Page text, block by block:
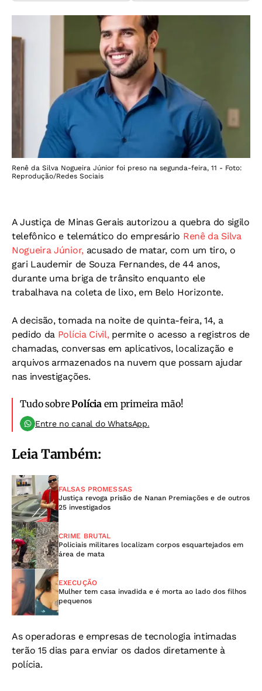
Renê da Silva Nogueira Júnior foi preso na segunda-feira, 11 - Foto:
Reprodução/Redes Sociais
A Justiça de Minas Gerais autorizou a quebra do sigilo
telefônico e telemático do empresário Renê da Silva
Nogueira Júnior, acusado de matar, com um tiro, o
gari Laudemir de Souza Fernandes, de 44 anos,
durante uma briga de trânsito enquanto ele
trabalhava na coleta de lixo, em Belo Horizonte.
A decisão, tomada na noite de quinta-feira, 14, a
pedido da Polícia Civil,permite o acesso a registros de
chamadas, conversas em aplicativos, localização e
arquivos armazenados na nuvem que possam ajudar
nas investigações.
Tudo sobrePolícia em primeira mão!
Entre no canal do WhatsApp.
Leia Também:
FALSAS PROMESSAS
Justiça revoga prisão de Nanan Premiações e de outros
25 investigados
CRIME BRUTAL
Policiais militares localizam corpos esquartejados em
área de mata
EXECUÇÃO
Mulher tem casa invadida e é morta ao lado dos filhos
pequenos
As operadoras e empresas de tecnologia intimadas
terão 15 dias para enviar os dados diretamente à
polícia.